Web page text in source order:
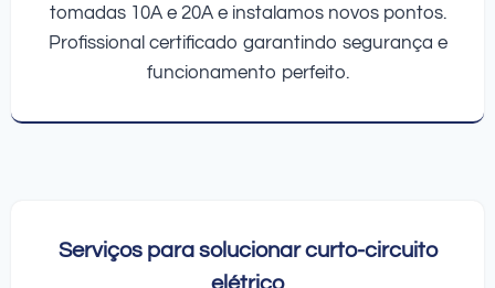
tomadas 10A e 20A e instalamos novos pontos.
Profissional certificado garantindo segurança e
funcionamento perfeito.
Serviços para solucionar curto-circuito
elétrico